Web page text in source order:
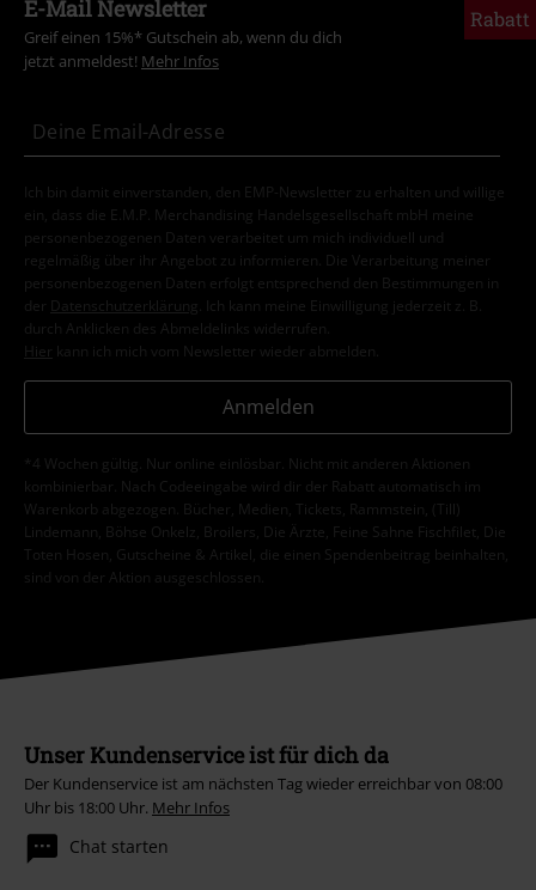
Rabatt
E-Mail Newsletter
Greif einen 15%* Gutschein ab, wenn du dich
jetzt anmeldest! Mehr Infos
Ich bin damit einverstanden, den EMP-Newsletter zu erhalten und willige
ein, dass die E.M.P. Merchandising Handelsgesellschaft mbH meine
personenbezogenen Daten verarbeitet um mich individuell und
regelmäßig über ihr Angebot zu informieren. Die Verarbeitung meiner
personenbezogenen Daten erfolgt entsprechend den Bestimmungen in
der
Datenschutzerklärung
. Ich kann meine Einwilligung jederzeit z. B.
durch Anklicken des Abmeldelinks widerrufen.
Hier kann ich mich vom Newsletter wieder abmelden.
Anmelden
*4 Wochen gültig. Nur online einlösbar. Nicht mit anderen Aktionen
kombinierbar. Nach Codeeingabe wird dir der Rabatt automatisch im
Warenkorb abgezogen. Bücher, Medien, Tickets, Rammstein, (Till)
Lindemann, Böhse Onkelz, Broilers, Die Ärzte, Feine Sahne Fischfilet, Die
Toten Hosen, Gutscheine & Artikel, die einen Spendenbeitrag beinhalten,
sind von der Aktion ausgeschlossen.
Unser Kundenservice ist für dich da
Der Kundenservice ist am nächsten Tag wieder erreichbar von 08:00
Uhr bis 18:00 Uhr. Mehr Infos
Chat starten